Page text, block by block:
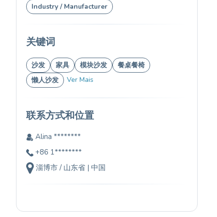
Industry / Manufacturer
关键词
沙发 家具 模块沙发
餐桌餐椅
懒人沙发
Ver Mais
联系方式和位置
Alina ********
+86 1********
淄博市 / 山东省 | 中国